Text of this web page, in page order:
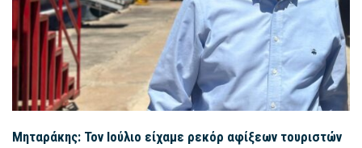
Μηταράκης: Τον Ιούλιο είχαμε ρεκόρ αφίξεων τουριστών